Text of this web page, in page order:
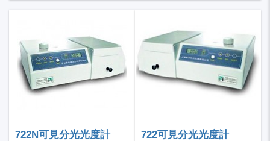
722N可見分光光度計 722可見分光光度計